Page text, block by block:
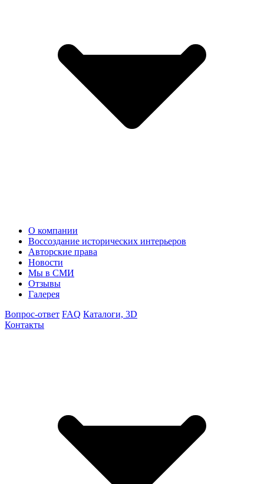
О компании
Воссоздание исторических интерьеров
Авторские права
Новости
Мы в СМИ
Отзывы
Галерея
Вопрос-ответ FAQ Каталоги, 3D
Контакты